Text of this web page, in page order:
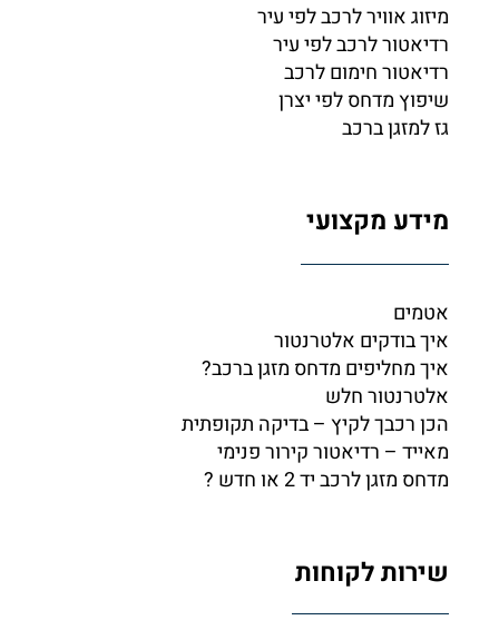
מיזוג אוויר לרכב לפי עיר
רדיאטור לרכב לפי עיר
רדיאטור חימום לרכב
שיפוץ מדחס לפי יצרן
גז למזגן ברכב
מידע מקצועי
אטמים
איך בודקים אלטרנטור
איך מחליפים מדחס מזגן ברכב?
אלטרנטור חלש
הכן רכבך לקיץ – בדיקה תקופתית
מאייד – רדיאטור קירור פנימי
מדחס מזגן לרכב יד 2 או חדש ?
שירות לקוחות